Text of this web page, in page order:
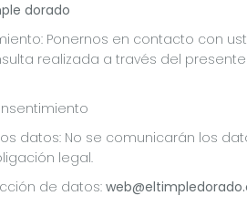
dorado
Ponernos en contacto con
realizada a través del
datos: No se comunicarán los
legal.
de datos: